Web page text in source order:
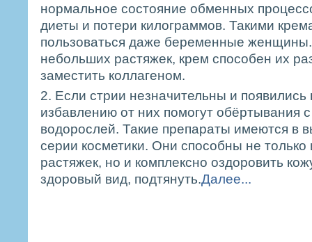
нормальное состояние обменных
диеты и потери килограммов. Такими
пользоваться даже беременные
небольших растяжек, крем способен их
заместить коллагеном.
2. Если стрии незначительны и появились
избавлению от них помогут обёртывания
водорослей. Такие препараты имеются в
серии косметики. Они способны не только
растяжек, но и комплексно оздоровить
здоровый вид, подтянуть.Далее...